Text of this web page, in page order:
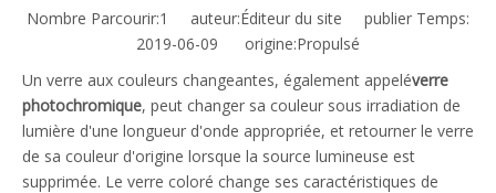
Nombre Parcourir:1
auteur:Éditeur du site publier Temps:
2019-06-09 origine:Propulsé
Un verre aux couleurs changeantes, également appeléverre
photochromique, peut changer sa couleur sous irradiation de
lumière d'une longueur d'onde appropriée, et retourner le verre
de sa couleur d'origine lorsque la source lumineuse est
supprimée. Le verre coloré change ses caractéristiques de